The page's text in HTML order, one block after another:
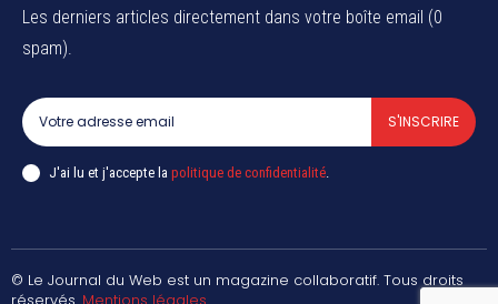
Les derniers articles directement dans votre boîte email (0
spam).
S'INSCRIRE
J'ai lu et j'accepte la politique de confidentialité
© Le Journal du Web est un magazine collaboratif. Tous droits